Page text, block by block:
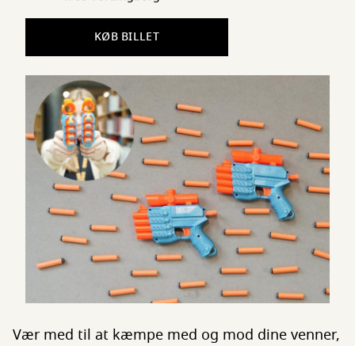
KØB BILLET
Vær med til at kæmpe med og mod dine venner,